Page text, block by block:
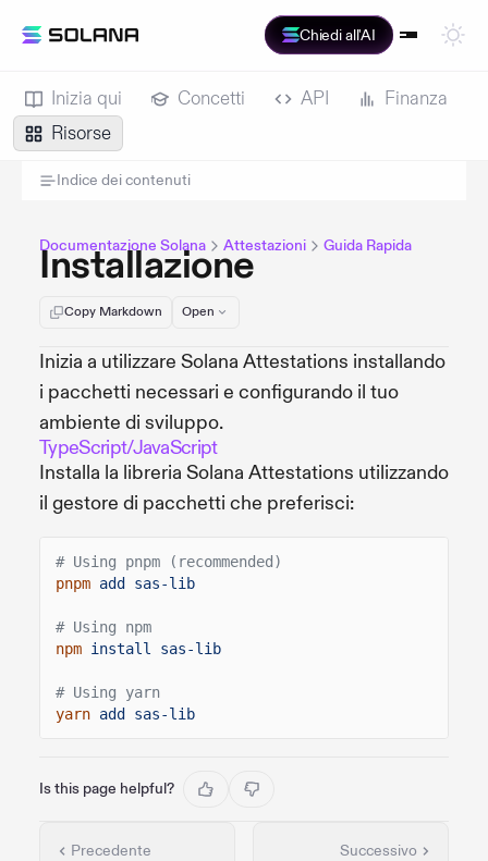
Chiedi all'AI
Inizia qui Concetti API
Finanza
Risorse
Indice dei contenuti
Documentazione Solana Attestazioni Guida Rapida
Installazione
Copy Markdown Open
Inizia a utilizzare Solana Attestations installando
i pacchetti necessari e configurando il tuo
ambiente di sviluppo.
TypeScript/JavaScript
Installa la libreria Solana Attestations utilizzando
il gestore di pacchetti che preferisci:
# Using pnpm (recommended)
pnpm add sas-lib
# Using npm
npm install sas-lib
# Using yarn
yarn add sas-lib
Is this page helpful?
Precedente
Successivo